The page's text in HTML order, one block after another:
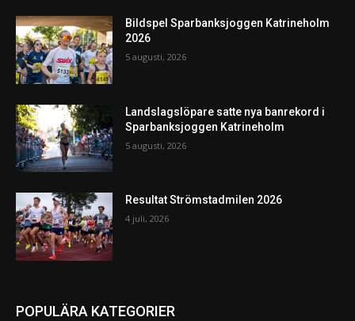
Bildspel Sparbanksjoggen Katrineholm
2026
5 augusti, 2026
Landslagslöpare satte nya banrekord i
Sparbanksjoggen Katrineholm
5 augusti, 2026
Resultat Strömstadmilen 2026
4 juli, 2026
POPULÄRA KATEGORIER